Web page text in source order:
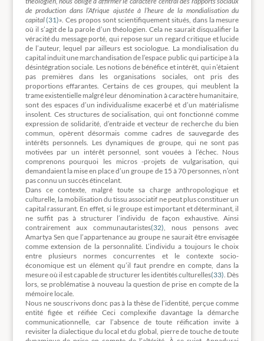
de production dans l’Afrique ajustée à l’heure de la mondialisation du
capital(31)». Ces propos sont scientifiquement situés, dans la mesure
où il s’agit de la parole d’un théologien. Cela ne saurait disqualifier la
véracité du message porté, qui repose sur un regard critique et lucide
de l’auteur, lequel par ailleurs est sociologue. La mondialisation du
capital induit une marchandisation de l’espace public qui participe à la
désintégration sociale. Les notions de bénéfice et intérêt, qui n’étaient
pas premières dans les organisations sociales, ont pris des
proportions effarantes. Certains de ces groupes, qui meublent la
trame existentielle malgré leur dénomination à caractère humanitaire,
sont des espaces d’un individualisme exacerbé et d’un matérialisme
insolent. Ces structures de socialisation, qui ont fonctionné comme
expression de solidarité, d’entraide et vecteur de recherche du bien
commun, opèrent désormais comme cadres de sauvegarde des
intérêts personnels. Les dynamiques de groupe, qui ne sont pas
motivées par un intérêt personnel, sont vouées à l’échec. Nous
comprenons pourquoi les micros -projets de vulgarisation, qui
demandaient la mise en place d’un groupe de 15 à 70 personnes, n’ont
pas connu un succès étincelant.
Dans ce contexte, malgré toute sa charge anthropologique et
culturelle, la mobilisation du tissu associatif ne peut plus constituer un
capital rassurant. En effet, si le groupe est important et déterminant, il
ne suffit pas à structurer l’individu de façon exhaustive. Ainsi
contrairement aux communautaristes(32), nous pensons avec
Amartya Sen que l’appartenance au groupe ne saurait être envisagée
comme extension de la personnalité. L’individu a toujours le choix
entre plusieurs normes concurrentes et le contexte socio-
économique est un élément qu’il faut prendre en compte, dans la
mesure où il est capable de structurer les identités culturelles(33). Dès
lors, se problématise à nouveau la question de prise en compte de la
mémoire locale.
Nous ne souscrivons donc pas à la thèse de l’identité, perçue comme
entité figée et réifiée Ceci complexifie davantage la démarche
communicationnelle, car l’absence de toute réification invite à
revisiter la dialectique du local et du global, pierre de touche de toute